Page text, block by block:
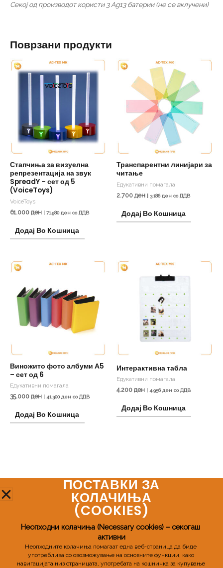
Секој од производот користи 3 Ag13 батерии (не се вклучени)
Поврзани продукти
Стапчиња за визуелна
репрезентација на звук
SpreadY – сет од 5
(VoiceToys)
VoiceToys
61.000 ден 71.980ден со ДДВ
Додај Во Кошница
Транспарентни линијари за
читање
Едукативни помагала
2.700 ден 3.186ден со ДДВ
Додај Во Кошница
Виножито фото албуми А5
– сет од 6
Едукативни помагала
35.000 ден 41.300ден со ДДВ
Додај Во Кошница
Интерактивна табла
Едукативни помагала
4.200 ден 4.956ден со ДДВ
Додај Во Кошница
Мозаик Про
+389 72 598 955
mozaikpro.mk@gmail.com
ПОСТАВКИ ЗА
КОЛАЧИЊА
(COOKIES)​
Неопходни колачиња (Necessary cookies) – секогаш
активни
Неопходните колачиња помагаат една веб-страница да биде
употреблива со овозможување на основните функции, како
навигацијата низ страницата, употребата на кошничка за купување